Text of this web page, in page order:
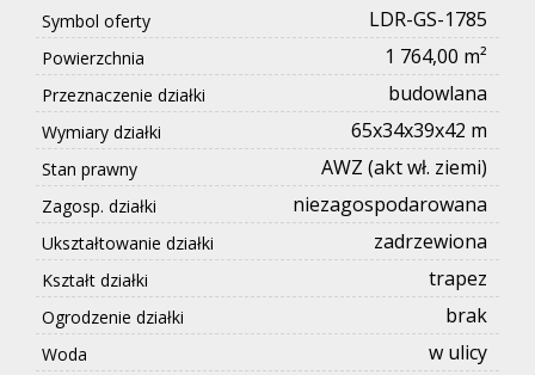
Symbol oferty LDR-GS-1785
Powierzchnia 1 764,00 m²
Przeznaczenie działki budowlana
Wymiary działki 65x34x39x42 m
Stan prawny AWZ (akt wł. ziemi)
Zagosp. działki niezagospodarowana
Ukształtowanie działki zadrzewiona
Kształt działki trapez
Ogrodzenie działki brak
Woda w ulicy